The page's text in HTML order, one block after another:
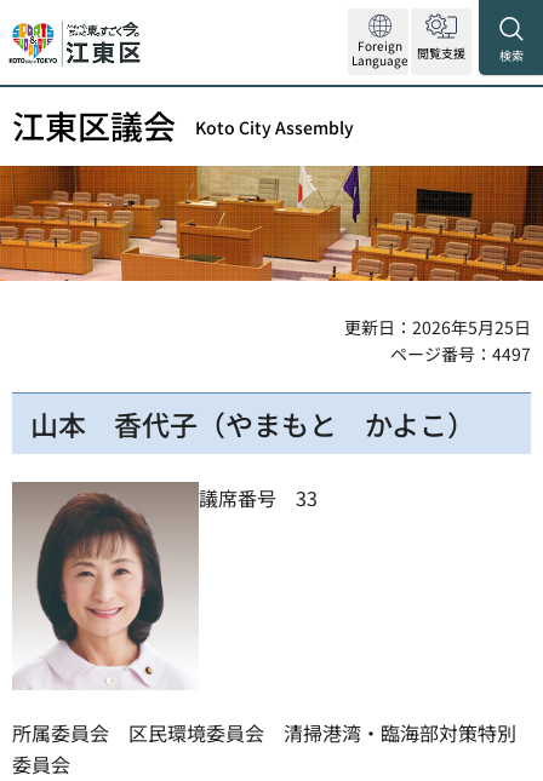
Foreign
Language 閲覧支援 検索
江東区議会 Koto City Assembly
更新日：2026年5月25日
ページ番号：4497
山本 香代子（やまもと かよこ）
議席番号 33
所属委員会 区民環境委員会 清掃港湾・臨海部対策特別
委員会